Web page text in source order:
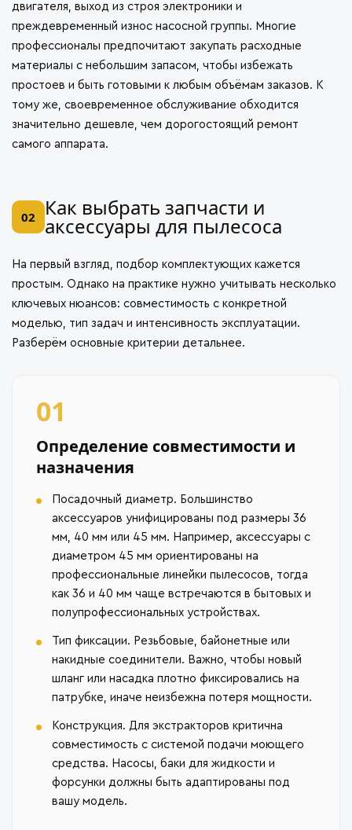
двигателя, выход из строя электроники и
преждевременный износ насосной группы. Многие
профессионалы предпочитают закупать расходные
материалы с небольшим запасом, чтобы избежать
простоев и быть готовыми к любым объёмам заказов. К
тому же, своевременное обслуживание обходится
значительно дешевле, чем дорогостоящий ремонт
самого аппарата.
02 Как выбрать запчасти и
аксессуары для пылесоса
На первый взгляд, подбор комплектующих кажется
простым. Однако на практике нужно учитывать несколько
ключевых нюансов: совместимость с конкретной
моделью, тип задач и интенсивность эксплуатации.
Разберём основные критерии детальнее.
01
Определение совместимости и
назначения
Посадочный диаметр. Большинство
аксессуаров унифицированы под размеры 36
мм, 40 мм или 45 мм. Например, аксессуары с
диаметром 45 мм ориентированы на
профессиональные линейки пылесосов, тогда
как 36 и 40 мм чаще встречаются в бытовых и
полупрофессиональных устройствах.
Тип фиксации. Резьбовые, байонетные или
накидные соединители. Важно, чтобы новый
шланг или насадка плотно фиксировались на
патрубке, иначе неизбежна потеря мощности.
Конструкция. Для экстракторов критична
совместимость с системой подачи моющего
средства. Насосы, баки для жидкости и
форсунки должны быть адаптированы под
вашу модель.